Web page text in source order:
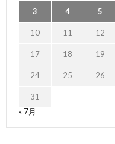
3 4 5
10 11 12
17 18 19
24 25 26
31
« 7月